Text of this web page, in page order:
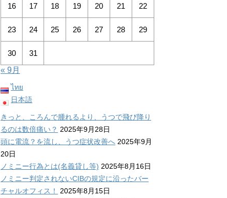
16 17 18 19 20 21 22
23 24 25 26 27 28 29
30
31
« 9月
ไทย
日本語
きっと、ころんで腫れるより、うつで飛び降り
るのは数倍痛い？ 2025年9月28日
頭に電流？を流し、うつ症状改善へ 2025年9月
20日
ノミニー行為とは(名義貸し等) 2025年8月16日
ノミニー判定されないCIBの規定に沿ったバー
チャルオフィス！
2025年8月15日